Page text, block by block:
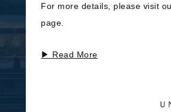
レストラン&温泉
レストランTOP
BLUNO
その他
お問い
For more details, please visit
page.
▶ Read More
Ｕ